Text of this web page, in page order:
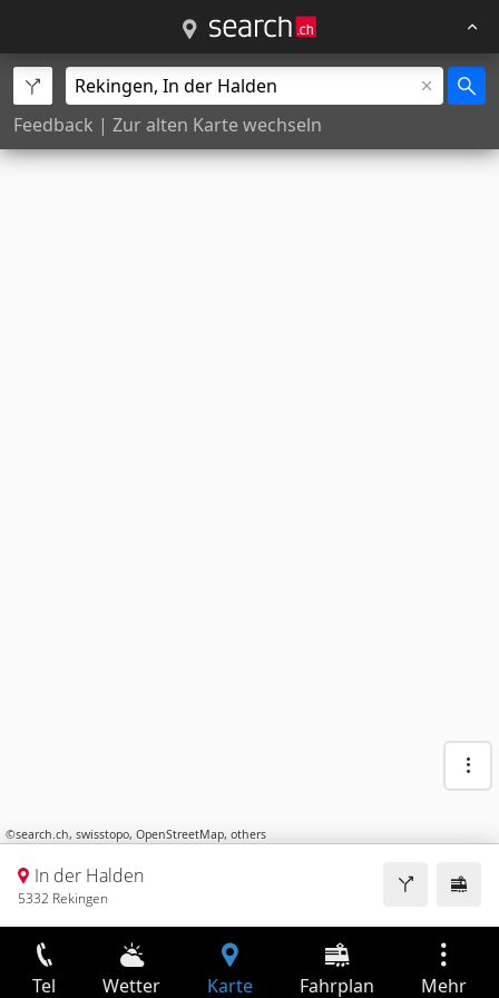
Feedback | Zur alten Karte wechseln
©search.ch, swisstopo, OpenStreetMap, others
In der Halden
5332 Rekingen
Tel Wetter Karte Fahrplan Mehr